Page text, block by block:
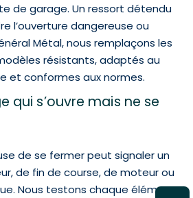
de garage. Un ressort détendu
l’ouverture dangereuse ou
Métal, nous remplaçons les
résistants, adaptés au
et conformes aux normes.
qui s’ouvre mais ne se
de se fermer peut signaler un
de fin de course, de moteur ou
Nous testons chaque élément